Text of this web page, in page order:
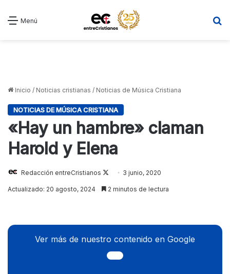
Menú
Inicio / Noticias cristianas / Noticias de Música Cristiana
NOTICIAS DE MÚSICA CRISTIANA
«Hay un hambre» claman
Harold y Elena
Redacción entreCristianos
Follow
on
3 junio, 2020
Actualizado: 20 agosto, 2024 2 minutos de lectura
Ver más de nuestro contenido en Google